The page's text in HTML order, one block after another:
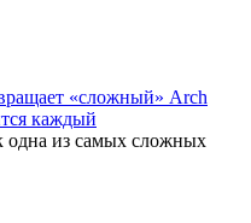
«сложный» Arch
каждый
одна из самых сложных